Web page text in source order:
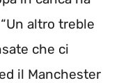
altro treble
che ci
il Manchester